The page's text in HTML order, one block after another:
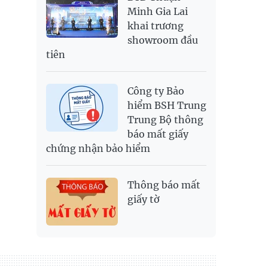
Minh Gia Lai
khai trương
showroom đầu
tiên
Công ty Bảo
hiểm BSH Trung
Trung Bộ thông
báo mất giấy
chứng nhận bảo hiểm
Thông báo mất
giấy tờ